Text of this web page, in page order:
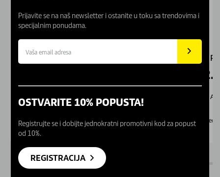
K 2 Universal Edition
37d : 17 : 16
Dostupno Online
K 5
Prijavite se na naš newsletter i ostanite u toku sa trendovima i
specijalnim ponudama.
OSTVARITE 10% POPUSTA!
Registrujte se i dobijte jednokratni promotivni kod za popust
od 10%.
REGISTRACIJA